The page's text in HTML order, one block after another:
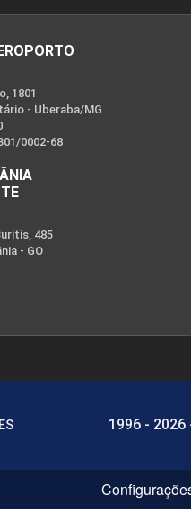
1801
- Uberaba/MG
0002-68
485
- GO
1996 - 2026